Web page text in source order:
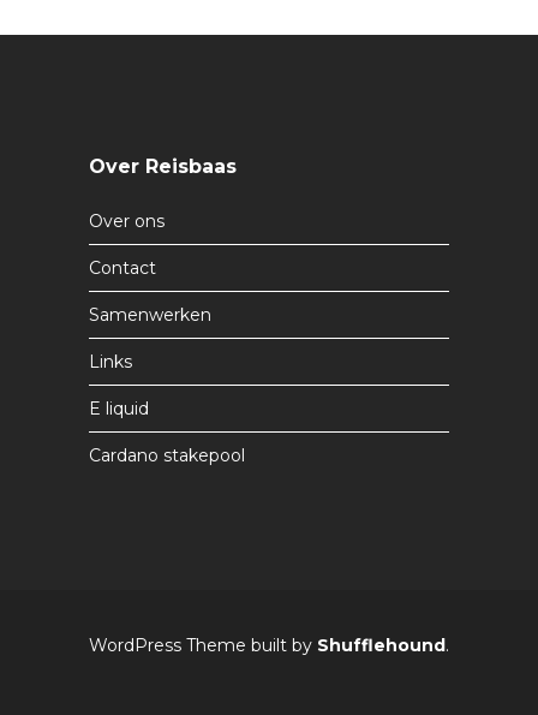
Over Reisbaas
Over ons
Contact
Samenwerken
Links
E liquid
Cardano stakepool
WordPress Theme built by Shufflehound.